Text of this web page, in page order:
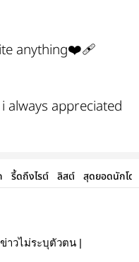
anything❤️‍🩹
always appreciated
รี้ดถึงไรต์ ลิสต์ สุดยอดนักโด
าวไม่ระบุตัวตน |